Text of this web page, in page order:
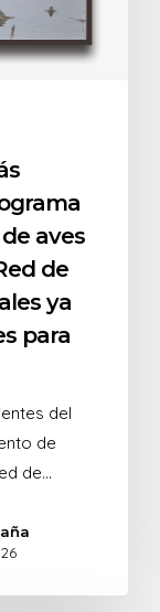
aves
de
ya
para
del
de
de…